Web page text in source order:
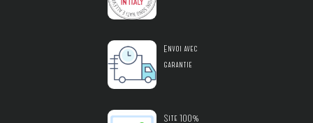
Envoi avec
garantie
Site 100%